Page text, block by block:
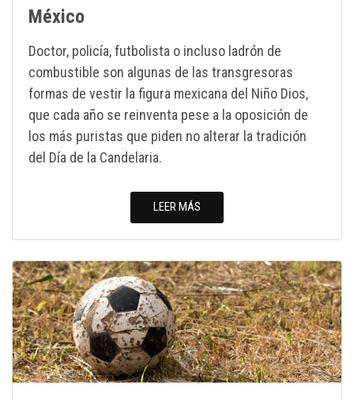
México
Doctor, policía, futbolista o incluso ladrón de
combustible son algunas de las transgresoras
formas de vestir la figura mexicana del Niño Dios,
que cada año se reinventa pese a la oposición de
los más puristas que piden no alterar la tradición
del Día de la Candelaria.
LEER MÁS